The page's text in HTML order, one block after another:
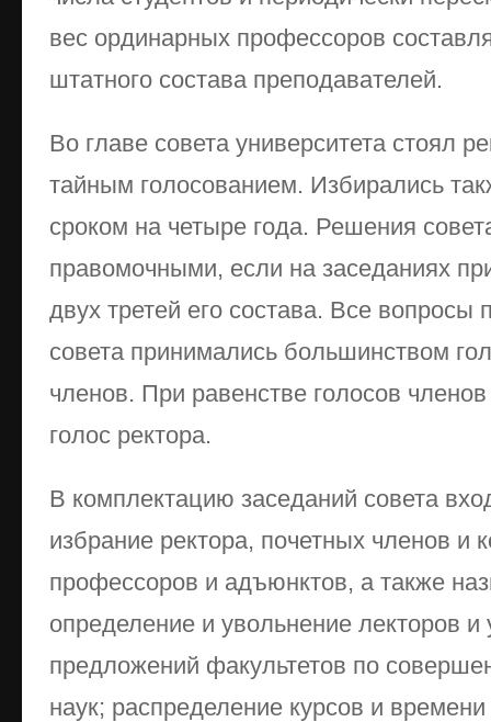
вес ординарных профессоров
штатного состава преподавателей.
Во главе совета университета стоял
тайным голосованием. Избирались
сроком на четыре года. Решения
правомочными, если на заседаниях
двух третей его состава. Все вопросы
совета принимались большинством
членов. При равенстве голосов
голос ректора.
В комплектацию заседаний совета
избрание ректора, почетных членов и
профессоров и адъюнктов, а также
определение и увольнение лекторов
предложений факультетов по
наук; распределение курсов и